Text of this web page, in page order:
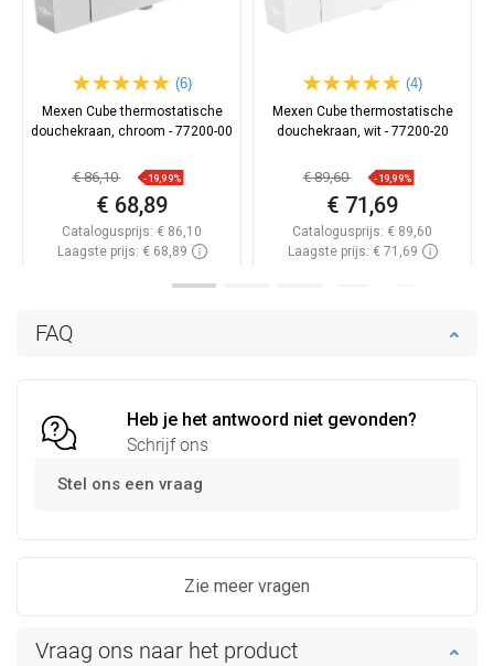
FAQ
Heb je het antwoord niet gevonden?
Schrijf ons
Stel ons een vraag
Zie meer vragen
Vraag ons naar het product
(6)
Mexen Cube thermostatische
douchekraan, chroom - 77200-00
€ 86,10 -19,99%
€ 68,89
Catalogusprijs: € 86,10
Laagste prijs: € 68,89
(4)
Mexen Cube thermostatische
douchekraan, wit - 77200-20
€ 89,60 -19,99%
€ 71,69
Catalogusprijs: € 89,60
Laagste prijs: € 71,69